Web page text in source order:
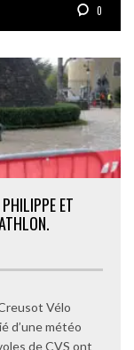
0
ET
Vélo
d’une météo
de CVS ont